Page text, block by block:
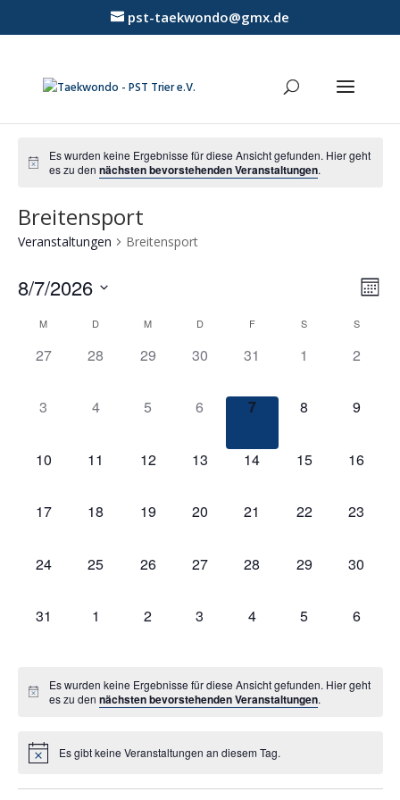
pst-taekwondo@gmx.de
Es wurden keine Ergebnisse für diese Ansicht gefunden. Hier geht
es zu dennächsten bevorstehenden Veranstaltungen.
Breitensport
Veranstaltungen Breitensport
Monat
8/7/2026
wählen.
Kalender
Veranstaltungen
M D M D F S S
0
27
0
28
0
29
0
30
0
31
0
1
0
2
0
3
0
4
0
5
0
6
0
7
0
8
0
9
0
10
0
11
0
12
0
13
0
14
0
15
0
16
0
17
0
18
0
19
0
20
0
21
0
22
0
23
0
24
0
25
0
26
0
27
0
28
0
29
0
30
0
31
0
1
0
2
0
3
0
4
0
5
0
6
Es wurden keine Ergebnisse für diese Ansicht gefunden. Hier geht
es zu dennächsten bevorstehenden Veranstaltungen.
Es gibt keine Veranstaltungen an diesem Tag.